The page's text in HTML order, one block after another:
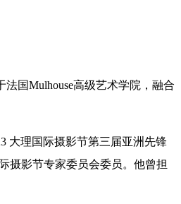
国Mulhouse高级艺术学院，融合
大理国际摄影节第三届亚洲先锋
摄影节专家委员会委员。他曾担